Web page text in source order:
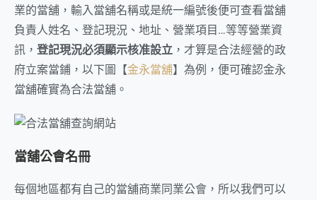
業的當舖，輸入當舖名稱或是統一編號後便可查看當舖
負責人姓名、登記現況、地址、營業項目…等等營業資
訊， 登記現況必須顯示核准設立 ，才算是合法經營的政
府立案當鋪，以下圖【金永當舖】為例，便可確認金永
當舖確實為合法當舖。
當舖公會名冊
每個地區都有自己的當舖商業同業公會，所以我們可以